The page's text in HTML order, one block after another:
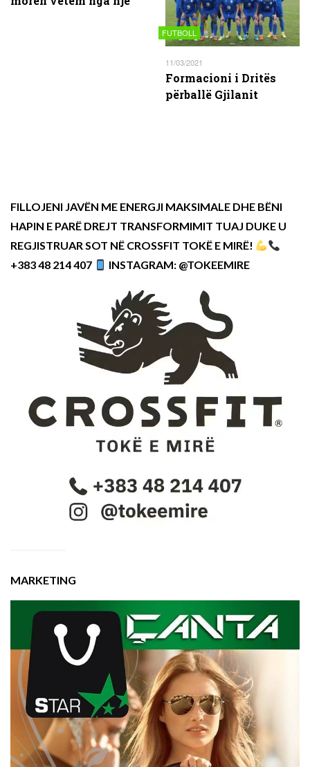
FUTBOLL
11/03/2021
Formacioni i Dritës
përballë Gjilanit
FILLOJENI JAVËN ME ENERGJI MAKSIMALE DHE BËNI
HAPIN E PARË DREJT TRANSFORMIMIT TUAJ DUKE U
REGJISTRUAR SOT NË CROSSFIT TOKË E MIRË!
+383 48 214 407
INSTAGRAM: @TOKEEMIRE
MARKETING